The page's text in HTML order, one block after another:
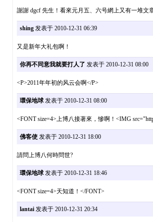
謝謝 dgcf 先生！看來元月五、六号網上又有一堆文
shing发表于 2010-12-31 06:39
又是新年大礼包啊！
你再不同意我就要打人了 发表于 2010-12-31 08:00
<P>2011年年初的风云会啊</P>
環保地球发表于 2010-12-31 08:00
<FONT size=4>上博八接著來，慘啊！<IMG
佛客使发表于 2010-12-31 18:00
請問上博八何時問世?
環保地球发表于 2010-12-31 18:46
<FONT size=4>天知道！</FONT>
lantai发表于 2010-12-31 20:34